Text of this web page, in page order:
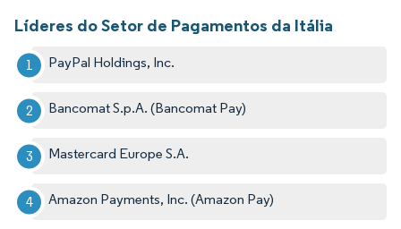
Líderes do Setor de Pagamentos da Itália
PayPal Holdings, Inc.
Bancomat S.p.A. (Bancomat Pay)
Mastercard Europe S.A.
Amazon Payments, Inc. (Amazon Pay)